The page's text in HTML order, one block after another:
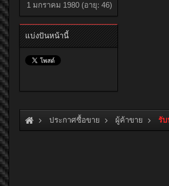
1 มกราคม 1980 (อายุ: 46)
แบ่งปันหน้านี้
ประกาศซื้อขาย ผู้ค้าขาย รับ